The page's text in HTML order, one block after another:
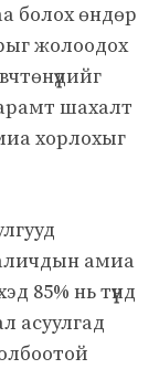
болох өндөр
жолоодох
шахалт
хорлохыг
амиа
85% нь түүнд
асуулгад